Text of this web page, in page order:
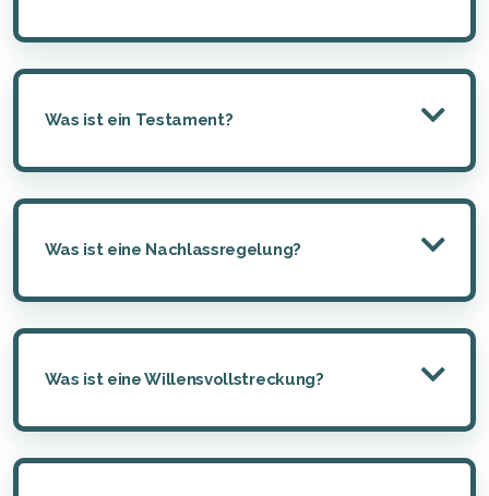
Was ist ein Testament?
Was ist eine Nachlassregelung?
Was ist eine Willensvollstreckung?